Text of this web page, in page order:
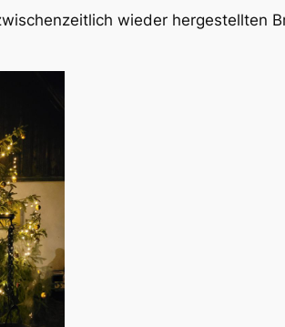
wieder hergestellten